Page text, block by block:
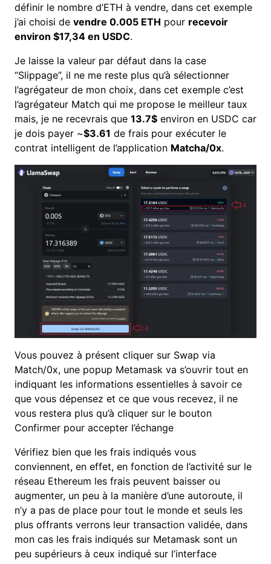
définir le nombre d’ETH à vendre, dans cet exemple
j’ai choisi de vendre 0.005 ETH pour recevoir
environ $17,34 en USDC.
Je laisse la valeur par défaut dans la case
“Slippage”, il ne me reste plus qu’à sélectionner
l’agrégateur de mon choix, dans cet exemple c’est
l’agrégateur Match qui me propose le meilleur taux
mais, je ne recevrais que 13.7$ environ en USDC car
je dois payer ~$3.61 de frais pour exécuter le
contrat intelligent de l’application Matcha/0x.
Vous pouvez à présent cliquer sur Swap via
Match/0x, une popup Metamask va s’ouvrir tout en
indiquant les informations essentielles à savoir ce
que vous dépensez et ce que vous recevez, il ne
vous restera plus qu’à cliquer sur le bouton
Confirmer pour accepter l’échange
Vérifiez bien que les frais indiqués vous
conviennent, en effet, en fonction de l’activité sur le
réseau Ethereum les frais peuvent baisser ou
augmenter, un peu à la manière d’une autoroute, il
n’y a pas de place pour tout le monde et seuls les
plus offrants verrons leur transaction validée, dans
mon cas les frais indiqués sur Metamask sont un
peu supérieurs à ceux indiqué sur l’interface